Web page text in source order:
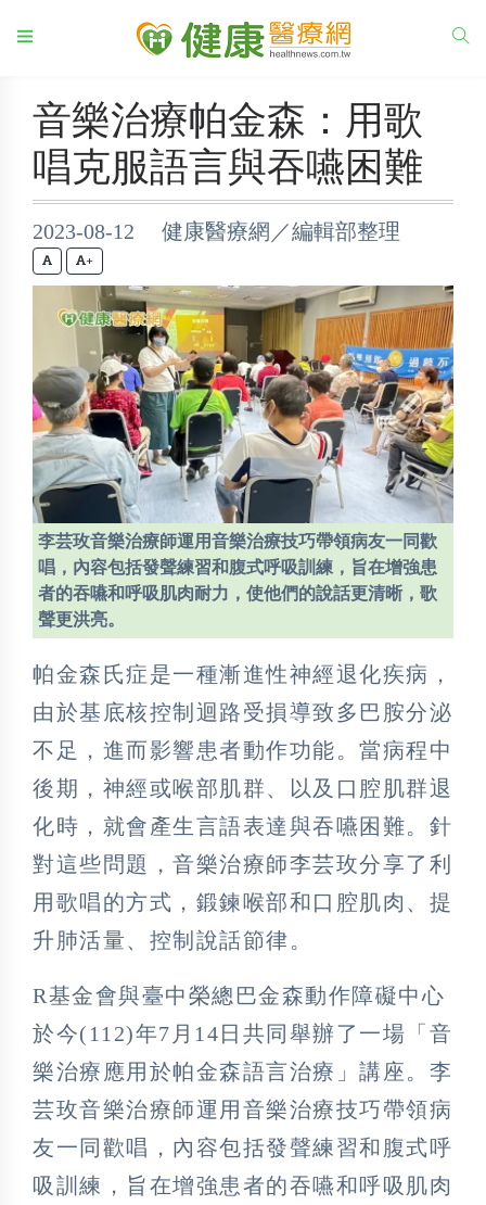
音樂治療帕金森：用歌
唱克服語言與吞嚥困難
2023-08-12 健康醫療網／編輯部整理
+
李芸玫音樂治療師運用音樂治療技巧帶領病友一同歡
唱，內容包括發聲練習和腹式呼吸訓練，旨在增強患
者的吞嚥和呼吸肌肉耐力，使他們的說話更清晰，歌
聲更洪亮。
帕金森氏症是一種漸進性神經退化疾病，
由於基底核控制迴路受損導致多巴胺分泌
不足，進而影響患者動作功能。當病程中
後期，神經或喉部肌群、以及口腔肌群退
化時，就會產生言語表達與吞嚥困難。針
對這些問題，音樂治療師李芸玫分享了利
用歌唱的方式，鍛鍊喉部和口腔肌肉、提
升肺活量、控制說話節律。
R基金會與臺中榮總巴金森動作障礙中心
於今(112)年7月14日共同舉辦了一場「音
樂治療應用於帕金森語言治療」講座。李
芸玫音樂治療師運用音樂治療技巧帶領病
友一同歡唱，內容包括發聲練習和腹式呼
吸訓練，旨在增強患者的吞嚥和呼吸肌肉